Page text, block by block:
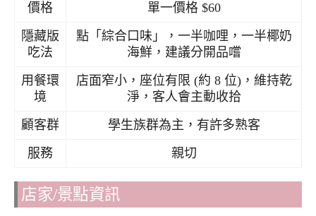
價格
單一價格 $60
隱藏版
吃法
點「綜合口味」，一半咖哩，一半椰奶
海鮮，建議分開品嚐
用餐環
境
店面窄小，座位有限 (約 8 位)，維持乾
淨，客人會主動收拾
顧客群
學生族群為主，有許多熟客
服務
親切
店家/景點資訊